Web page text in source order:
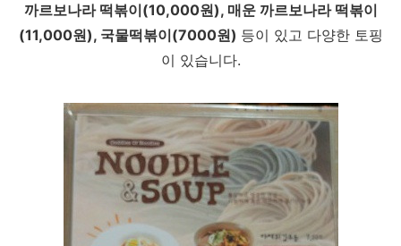
까르보나라 떡볶이(10,000원), 매운 까르보나라 떡볶이
(11,000원), 국물떡볶이(7000원) 등이 있고 다양한 토핑
이 있습니다.